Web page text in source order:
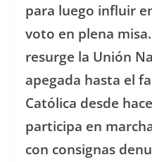
para luego influir
voto en plena
resurge la Unión
apegada hasta el
Católica desde
participa en
con consignas